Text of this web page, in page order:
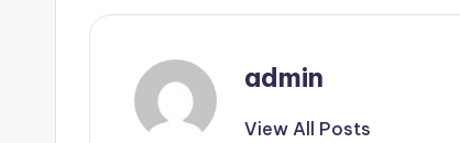
admin
View All Posts